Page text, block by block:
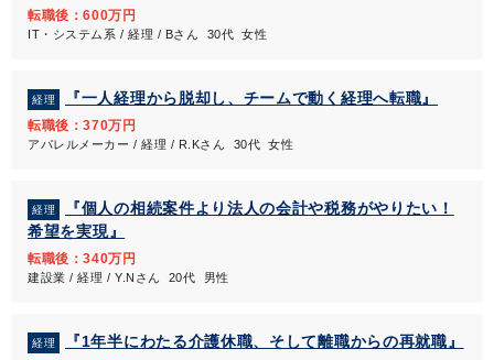
転職後：600万円
IT・システム系 / 経理 / Bさん 30代 女性
経理 『一人経理から脱却し、チームで動く経理へ転職』
転職後：370万円
アパレルメーカー / 経理 / R.Kさん 30代 女性
経理
『個人の相続案件より法人の会計や税務がやりたい！
希望を実現』
転職後：340万円
建設業 / 経理 / Y.Nさん 20代 男性
経理 『1年半にわたる介護休職、そして離職からの再就職』